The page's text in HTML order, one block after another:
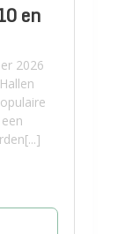
en
2026